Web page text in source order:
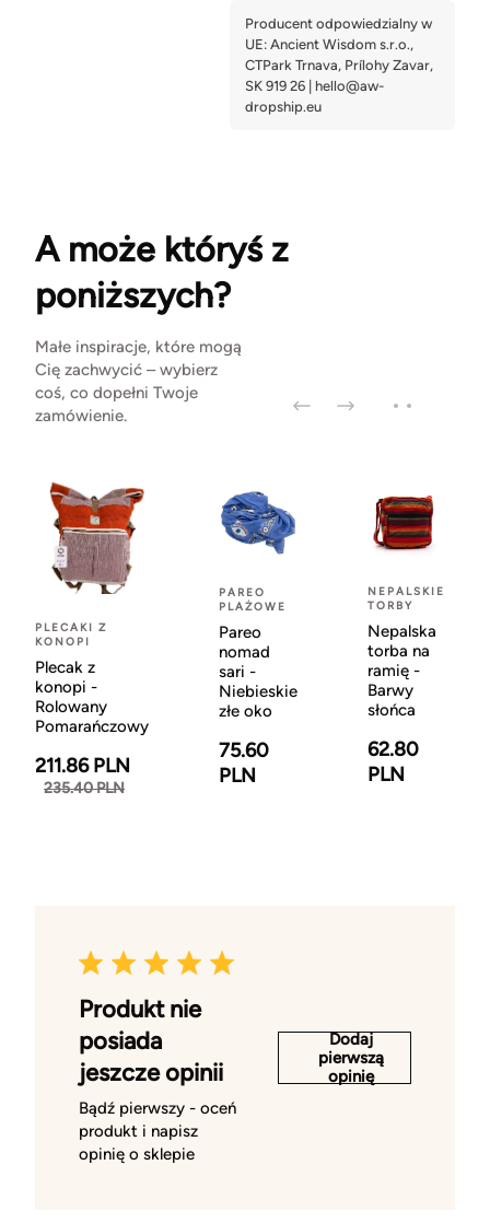
A może któryś z
poniższych?
Małe inspiracje, które mogą
Cię zachwycić – wybierz
coś, co dopełni Twoje
zamówienie.
PLECAKI Z
KONOPI
Plecak z
konopi -
Rolowany
Pomarańczowy
211.86 PLN
235.40 PLN
PAREO
PLAŻOWE
Pareo
nomad
sari -
Niebieskie
złe oko
75.60
PLN
NEPALSKIE
TORBY
Nepalska
torba na
ramię -
Barwy
słońca
62.80
PLN
Produkt nie
posiada
jeszcze opinii
Bądź pierwszy - oceń
produkt i napisz
opinię o sklepie
Dodaj
pierwszą
opinię